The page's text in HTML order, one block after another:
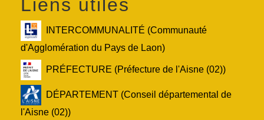
Liens utiles
INTERCOMMUNALITÉ (Communauté
d'Agglomération du Pays de Laon)
PRÉFECTURE (Préfecture de l'Aisne (02))
DÉPARTEMENT (Conseil départemental de
l'Aisne (02))